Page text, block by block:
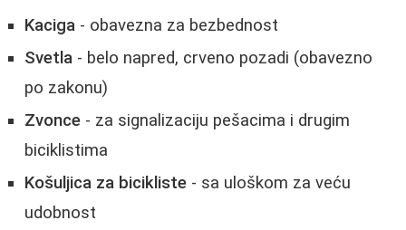
Kaciga - obavezna za bezbednost
Svetla - belo napred, crveno pozadi (obavezno
po zakonu)
Zvonce - za signalizaciju pešacima i drugim
biciklistima
Košuljica za bicikliste - sa uloškom za veću
udobnost